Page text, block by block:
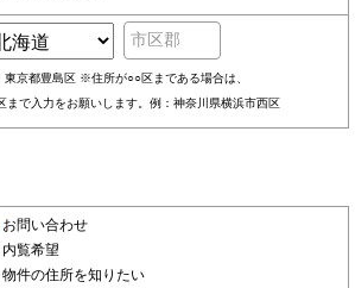
東京都豊島区 ※住所が○○区まである場合は、
まで入力をお願いします。例：神奈川県横浜市西区
お問い合わせ
内覧希望
物件の住所を知りたい